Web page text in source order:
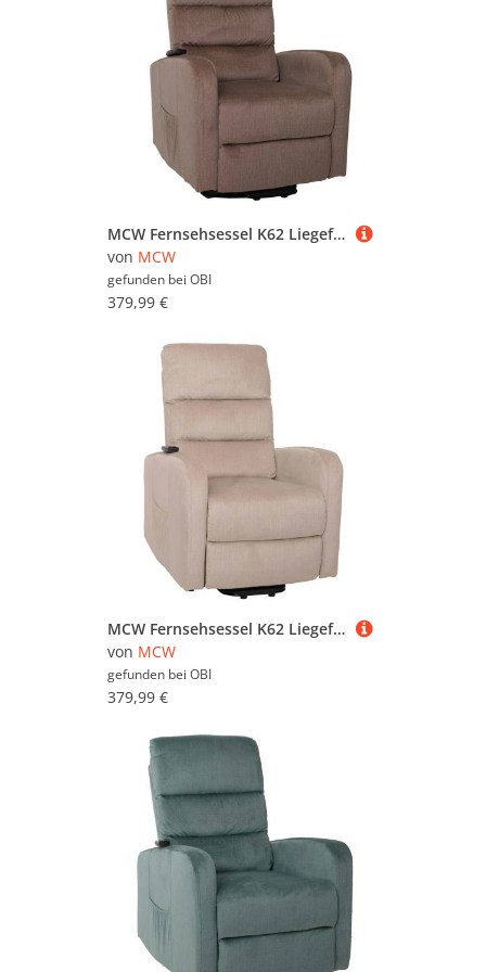
MCW Fernsehsessel K62 Liegefunktion Aufstehhilfe Elektrisch Metall Braun
von MCW
gefunden bei OBI
379,99 €
MCW Fernsehsessel K62 Liegefunktion Aufstehhilfe Elektrisch Metall Creme
von MCW
gefunden bei OBI
379,99 €